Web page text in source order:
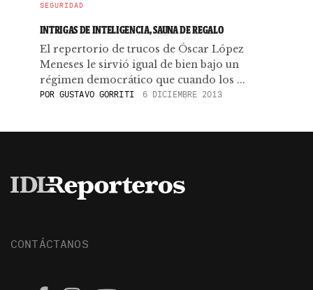
SEGURIDAD
INTRIGAS DE INTELIGENCIA, SAUNA DE REGALO
El repertorio de trucos de Óscar López
Meneses le sirvió igual de bien bajo un
régimen democrático que cuando los ...
POR GUSTAVO GORRITI 6 DICIEMBRE 2013
CONTÁCTANOS